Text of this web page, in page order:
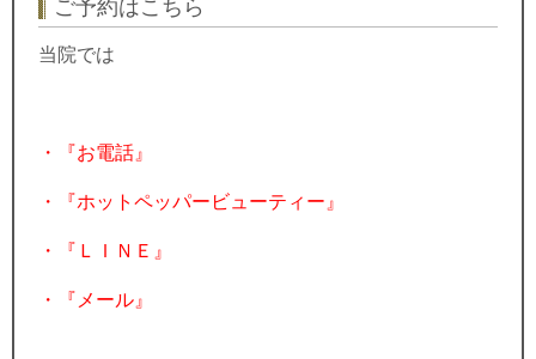
ご予約はこちら
当院では
・『お電話』
・『ホットペッパービューティー』
・『ＬＩＮＥ』
・『メール』